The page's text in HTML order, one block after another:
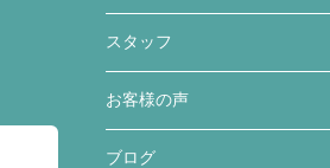
スタッフ
お客様の声
ブログ